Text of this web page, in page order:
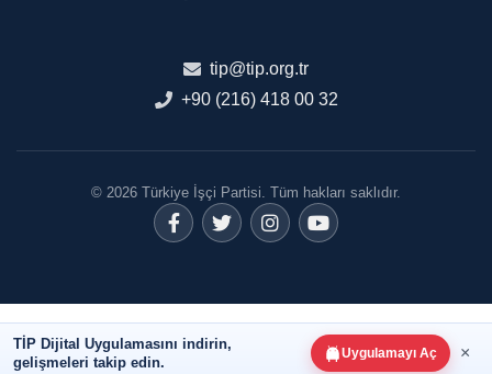
TİP Dijital Uygulamasını indirin,
gelişmeleri takip edin.
Uygulamayı Aç ×
tip@tip.org.tr
+90 (216) 418 00 32
© 2026 Türkiye İşçi Partisi. Tüm hakları saklıdır.